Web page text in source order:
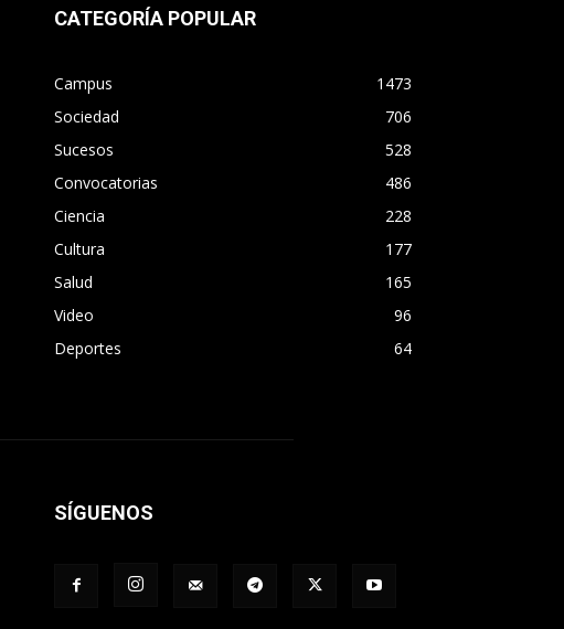
CATEGORÍA POPULAR
Campus
1473
Sociedad
706
Sucesos
528
Convocatorias
486
Ciencia
228
Cultura
177
Salud
165
Video
96
Deportes
64
SÍGUENOS